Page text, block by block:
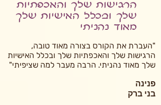
הרגישות שלך והאכפתיות
שלך ובכלל האישיות שלך
מאוד נהניתי
"העברת את הקורס בצורה מאוד טובה,
הרגישות שלך והאכפתיות שלך ובכלל האישיות
שלך מאוד נהניתי. הרבה מעבר למה שציפיתי"
פנינה
בני ברק